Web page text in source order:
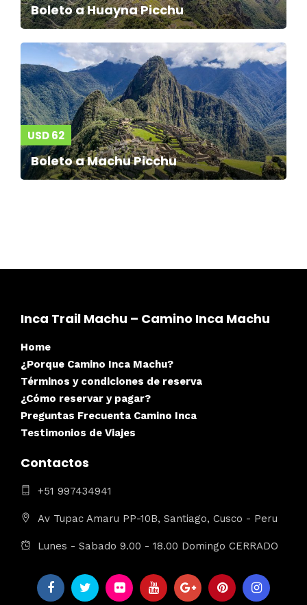
Boleto a Huayna Picchu
USD 62
Boleto a Machu Picchu
Inca Trail Machu – Camino Inca Machu
Home
¿Porque Camino Inca Machu?
Términos y condiciones de reserva
¿Cómo reservar y pagar?
Preguntas Frecuenta Camino Inca
Testimonios de Viajes
Contactos
+51 997434941
Av Tupac Amaru PP-10B, Santiago, Cusco - Peru
Lunes - Sabado 9.00 - 18.00 Domingo CERRADO